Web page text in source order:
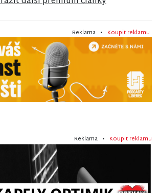
Reklama • Koupit reklamu
Reklama • Koupit reklamu